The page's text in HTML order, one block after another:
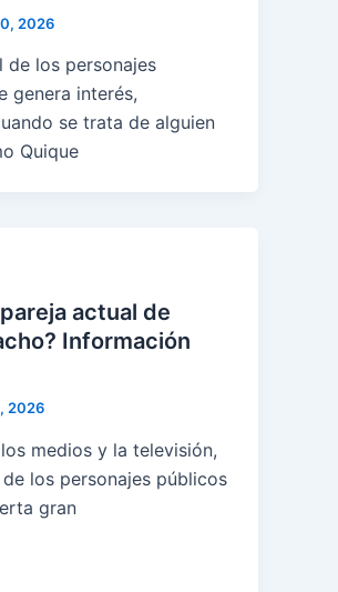
2026
de los personajes
genera interés,
se trata de alguien
Quique
actual de
Información
2026
medios y la televisión,
los personajes públicos
gran